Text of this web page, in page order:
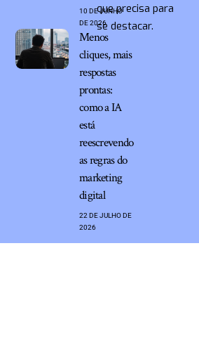
10 DE JUNHO
DE 2026
Menos
cliques, mais
respostas
prontas:
como a IA
está
reescrevendo
as regras do
marketing
digital
22 DE JULHO DE
2026
que precisa para
se destacar.